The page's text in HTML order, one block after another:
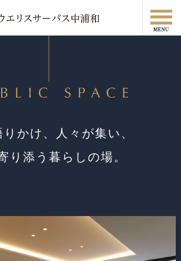
かけ、人々が集い、
り添う暮らしの場。